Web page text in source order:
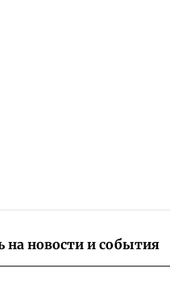
на новости и события